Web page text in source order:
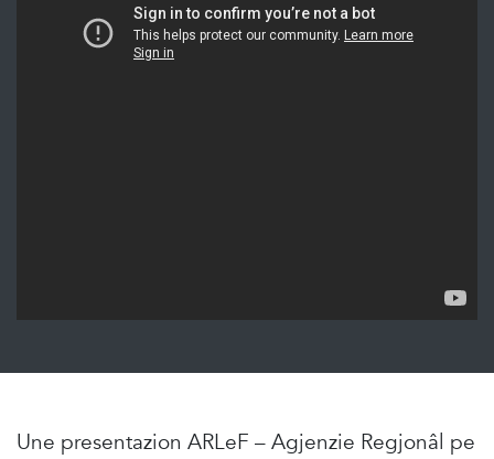
Une presentazion ARLeF – Agjenzie Regjonâl pe